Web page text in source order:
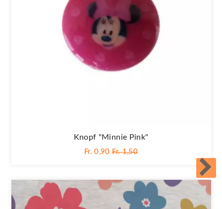
Knopf "Minnie Pink"
Fr. 0,90 Fr. 1,50